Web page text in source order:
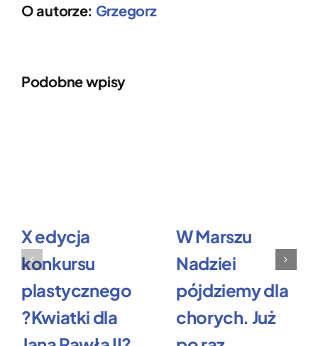
O autorze: Grzegorz
Podobne wpisy
X edycja
konkursu
plastycznego
?Kwiatki dla
W Marszu
Nadziei
pójdziemy dla
chorych. Już